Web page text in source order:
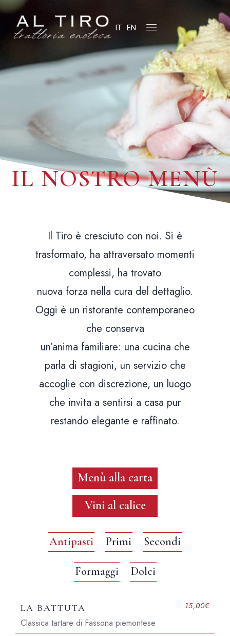
IT EN
IL NOSTRO MENÙ
Il Tiro è cresciuto con noi. Si è
trasformato, ha attraversato momenti
complessi, ha trovato
nuova forza nella cura del dettaglio.
Oggi è un ristorante contemporaneo
che conserva
un’anima familiare: una cucina che
parla di stagioni, un servizio che
accoglie con discrezione, un luogo
che invita a sentirsi a casa pur
restando elegante e raffinato.
Menù alla carta
Vini al calice
Antipasti Primi Secondi
Formaggi Dolci
LA BATTUTA
Classica tartare di Fassona piemontese
15,00€
Nostra Cantina
il Tavolo
Via G. Matteotti, 23, 28021
Lunedì: chiuso
Martedì-Giovedì: 11.30-14.30 |
19.30-22.00
Domenica: 11.30-14.30
Martedì-Giovedì: 12.00-13.30 |
19.30-21.30
Domenica: 12.00-13.30